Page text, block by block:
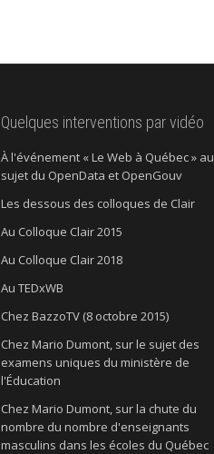
Quelques interventions par vidéo
À l'événement « Le Web à Québec » au
sujet du OpenData et OpenGouv
Les dessous des colloques de Clair
Au Colloque Clair 2015
Au Colloque Clair 2018
Au TEDxWB
Chez BazzoTV (8 octobre 2015)
Chez Mario Dumont, sur le sujet des
examens uniques du ministère de
l'Éducation
Chez Mario Dumont, sur la chute du
nombre du nombre d'enseignants
masculins dans les écoles du Québec